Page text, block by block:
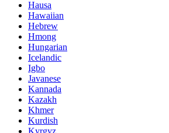
Hausa
Hawaiian
Hebrew
Hmong
Hungarian
Icelandic
Igbo
Javanese
Kannada
Kazakh
Khmer
Kurdish